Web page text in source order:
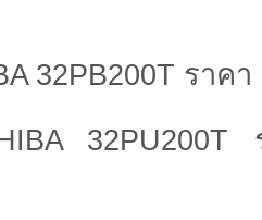
32PB200T ราค